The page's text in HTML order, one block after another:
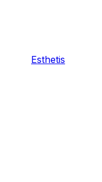
Esthetis